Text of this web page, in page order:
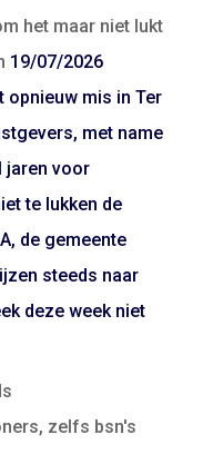
het maar niet lukt
19/07/2026
opnieuw mis in Ter
met name
jaren voor
te lukken de
de gemeente
steeds naar
deze week niet
zelfs bsn's